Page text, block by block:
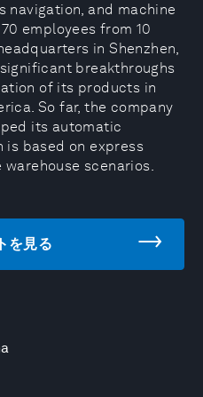
navigation, and machine
employees from 10
in Shenzhen,
breakthroughs
of its products in
So far, the company
its automatic
is based on express
scenarios.
を見る